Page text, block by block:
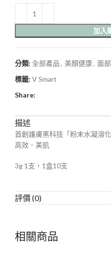
加入
分類: 全部產品, 美顏健康, 面
標籤: V Smart
Share:
描述
首創護膚黑科技「粉末水凝溶
高效．美肌
3g 1支，1盒10支
評價 (0)
相關商品